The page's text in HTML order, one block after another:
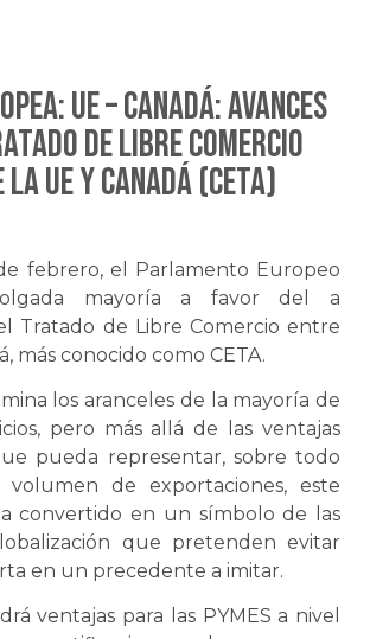
UE – CANADÁ: Avances
de Libre Comercio
UE y Canadá (CETA)
febrero, el Parlamento Europeo
mayoría a favor del a
Tratado de Libre Comercio entre
más conocido como CETA.
los aranceles de la mayoría de
pero más allá de las ventajas
pueda representar, sobre todo
de exportaciones, este
convertido en un símbolo de las
que pretenden evitar
en un precedente a imitar.
ventajas para las PYMES a nivel